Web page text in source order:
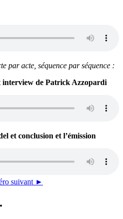
par acte, séquence par séquence :
interview de Patrick Azzopardi
et conclusion et l’émission
suivant ►